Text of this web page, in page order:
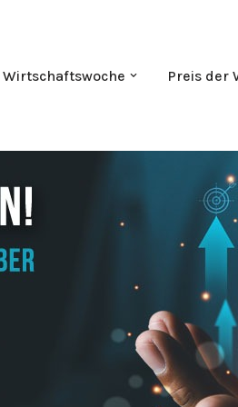
Wirtschaftswoche Preis der